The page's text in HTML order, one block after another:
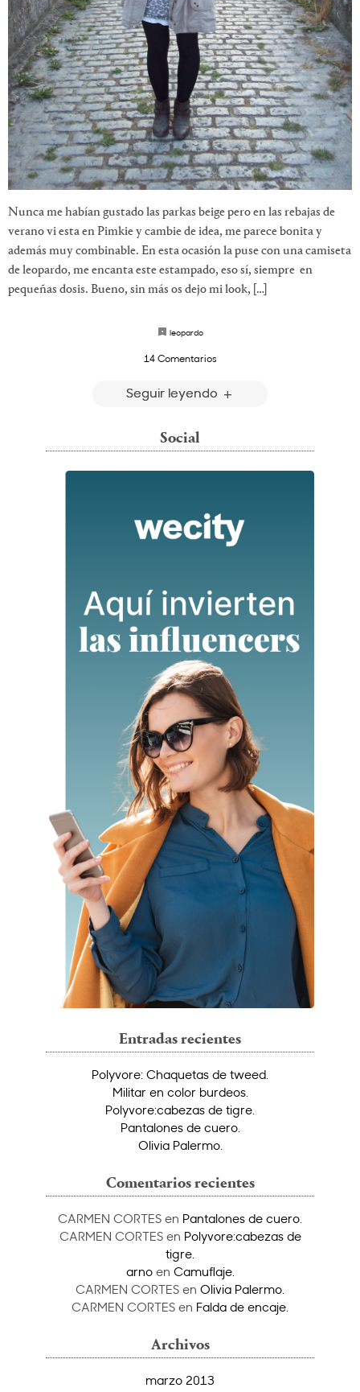
Nunca me habían gustado las parkas beige pero en las rebajas de
verano vi esta en Pimkie y cambie de idea, me parece bonita y
además muy combinable. En esta ocasión la puse con una camiseta
de leopardo, me encanta este estampado, eso sí, siempre en
pequeñas dosis. Bueno, sin más os dejo mi look, […]
leopardo
14 Comentarios
Seguir leyendo
Social
Entradas recientes
Polyvore: Chaquetas de tweed.
Militar en color burdeos.
Polyvore:cabezas de tigre.
Pantalones de cuero.
Olivia Palermo.
Comentarios recientes
CARMEN CORTES en Pantalones de cuero.
CARMEN CORTESen Polyvore:cabezas de
tigre.
arnoen Camuflaje.
CARMEN CORTES en Olivia Palermo.
CARMEN CORTES en Falda de encaje.
Archivos
marzo 2013